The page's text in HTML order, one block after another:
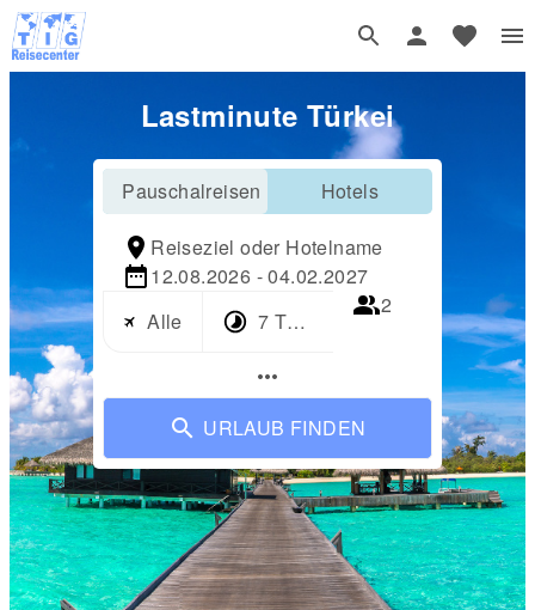
Lastminute Türkei
Pauschalreisen Hotels
Reiseziel oder Hotelname
12.08.2026 - 04.02.2027
Alle
7 Tage
2
more_horiz
URLAUB FINDEN